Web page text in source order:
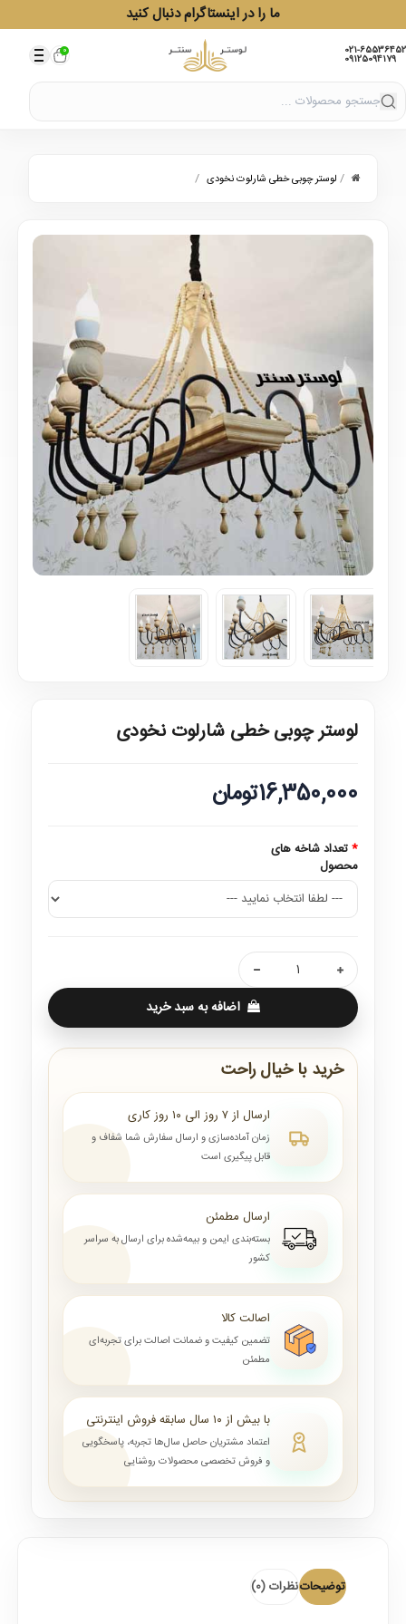
ما را در اینستاگرام دنبال کنید
021-65536452
09125094179
0
/ لوستر چوبی خطی شارلوت نخودی /
لوستر چوبی خطی شارلوت نخودی
16,350,000تومان
تعداد شاخه های
محصول
اضافه به سبد خرید
خرید با خیال راحت
ارسال از ۷ روز الی ۱۰ روز کاری
زمان آماده‌سازی و ارسال سفارش شما شفاف و
قابل پیگیری است
ارسال مطمئن
بسته‌بندی ایمن و بیمه‌شده برای ارسال به سراسر
کشور
اصالت کالا
تضمین کیفیت و ضمانت اصالت برای تجربه‌ای
مطمئن
با بیش از ۱۰ سال سابقه فروش اینترنتی
اعتماد مشتریان حاصل سال‌ها تجربه، پاسخگویی
و فروش تخصصی محصولات روشنایی
توضیحاتنظرات (0)